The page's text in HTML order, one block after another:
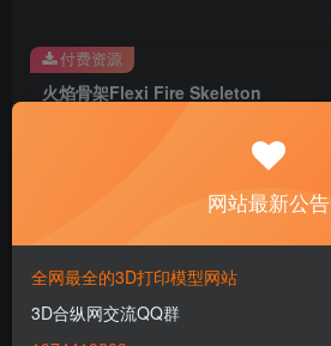
火焰骨架Flexi Fire Skeleton
100
免费
付费资源
网站最新公告
全网最全的3D打印模型网站
3D合纵网交流QQ群